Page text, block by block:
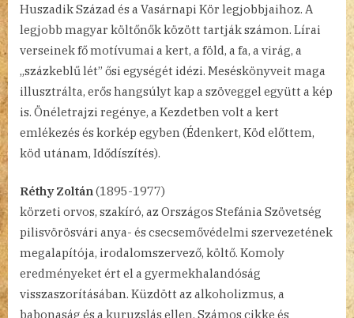
Huszadik Század és a Vasárnapi Kör legjobbjaihoz. A
legjobb magyar költőnők között tartják számon. Lírai
verseinek fő motívumai a kert, a föld, a fa, a virág, a
„százkeblű lét” ősi egységét idézi. Meséskönyveit maga
illusztrálta, erős hangsúlyt kap a szöveggel együtt a kép
is. Önéletrajzi regénye, a Kezdetben volt a kert
emlékezés és korkép egyben (Édenkert, Köd előttem,
köd utánam, Idődíszítés).
Réthy Zoltán(1895-1977)
körzeti orvos, szakíró, az Országos Stefánia Szövetség
pilisvörösvári anya- és csecsemővédelmi szervezetének
megalapítója, irodalomszervező, költő. Komoly
eredményeket ért el a gyermekhalandóság
visszaszorításában. Küzdött az alkoholizmus, a
babonaság és a kuruzslás ellen. Számos cikke és